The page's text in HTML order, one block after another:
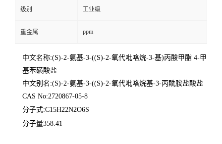
级别 工业级
重金属 ppm
中文名称:(S)-2-氨基-3-((S)-2-氧代吡咯烷-3-基)丙酸甲酯 4-甲
基苯磺酸盐
中文别名:(S)-2-氨基-3-((S)-2-氧代吡咯烷基-3-丙酰胺盐酸盐
CAS No:2720867-05-8
分子式:C15H22N2O6S
分子量358.41